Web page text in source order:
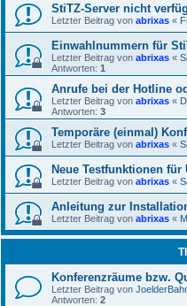
StiTZ-Server nicht
Letzter Beitrag von abrixas «
Einwahlnummern für
Letzter Beitrag von abrixas «
Antworten: 1
Anrufe bei der Hotline
Letzter Beitrag von abrixas «
Antworten: 3
Temporäre (einmal)
Letzter Beitrag von abrixas «
Neue Testfunktionen für
Letzter Beitrag von abrixas «
Anleitung zur
Letzter Beitrag von abrixas «
Konferenzräume bzw.
Letzter Beitrag von
Antworten: 2